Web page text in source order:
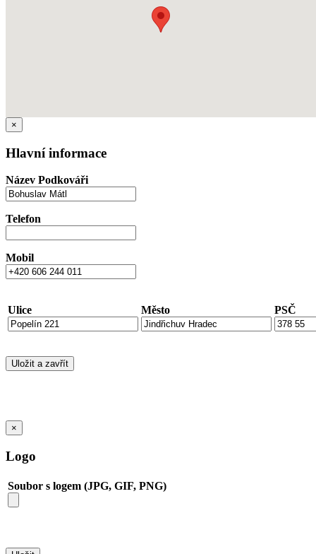
×
Hlavní informace
Název Podkováři
Telefon
Mobil
Ulice Město PSČ
×
Logo
Soubor s logem (JPG, GIF, PNG)